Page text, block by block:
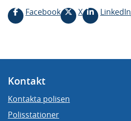
Facebook
X LinkedIn
Kontakt
Kontakta polisen
Polisstationer